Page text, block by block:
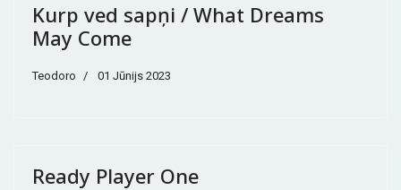
Kurp ved sapņi / What Dreams
May Come
Teodoro 01 Jūnijs 2023
Ready Player One